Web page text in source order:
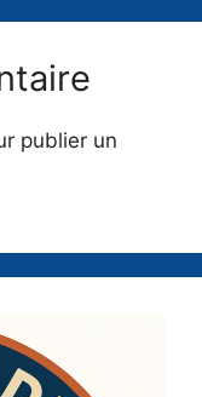
publier un